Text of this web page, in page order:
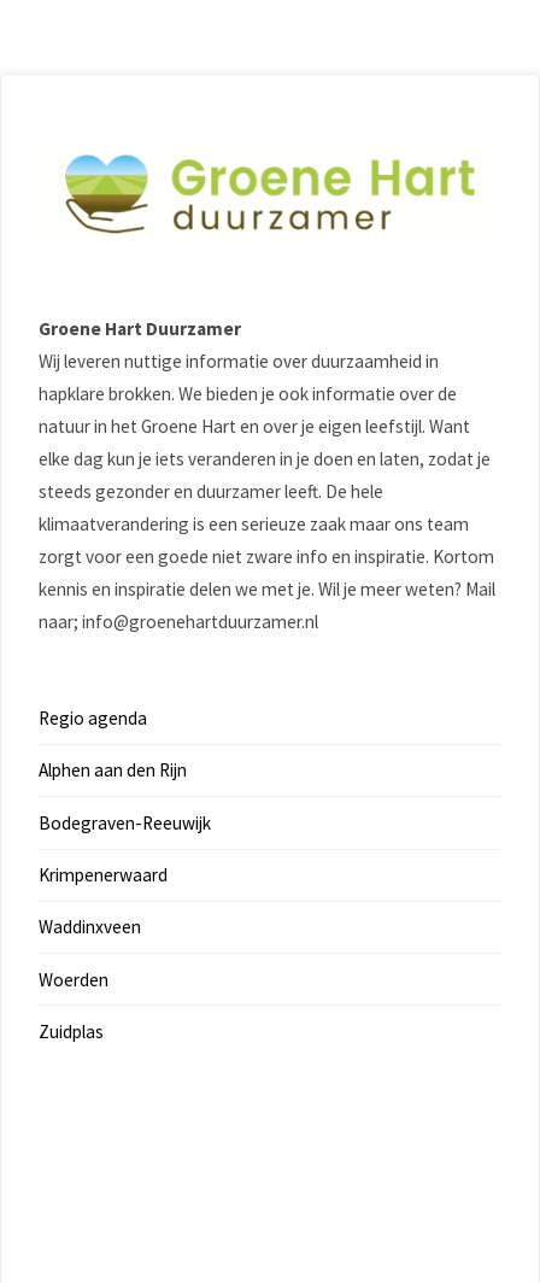
Groene Hart Duurzamer
Wij leveren nuttige informatie over duurzaamheid in
hapklare brokken. We bieden je ook informatie over de
natuur in het Groene Hart en over je eigen leefstijl. Want
elke dag kun je iets veranderen in je doen en laten, zodat je
steeds gezonder en duurzamer leeft. De hele
klimaatverandering is een serieuze zaak maar ons team
zorgt voor een goede niet zware info en inspiratie. Kortom
kennis en inspiratie delen we met je. Wil je meer weten? Mail
naar; info@groenehartduurzamer.nl
Regio agenda
Alphen aan den Rijn
Bodegraven-Reeuwijk
Krimpenerwaard
Waddinxveen
Woerden
Zuidplas